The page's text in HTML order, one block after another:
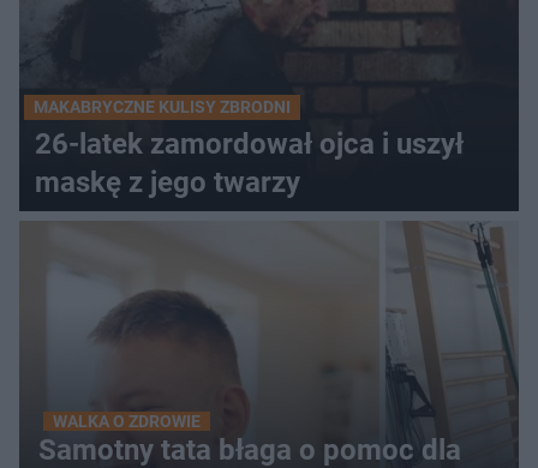
MAKABRYCZNE KULISY ZBRODNI
26-latek zamordował ojca i uszył
maskę z jego twarzy
WALKA O ZDROWIE
Samotny tata błaga o pomoc dla